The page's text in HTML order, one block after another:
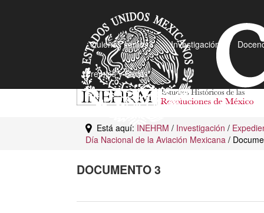
¿Quiénes somos? Investigación
Premios y Becas
Está aquí: INEHRM / Investigación /
Día Nacional de la Aviación Mexicana /
DOCUMENTO 3